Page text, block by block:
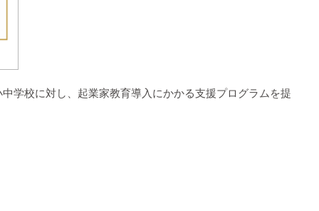
学校に対し、起業家教育導入にかかる支援プログラムを提